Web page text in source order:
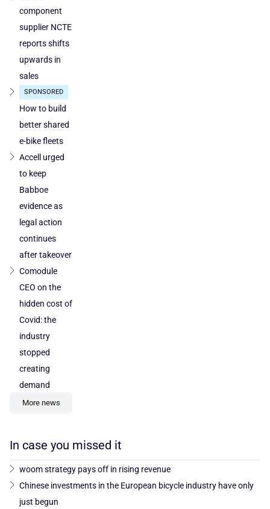
component
supplier NCTE
reports shifts
upwards in
sales
SPONSORED
How to build
better shared
e-bike fleets
Accell urged
to keep
Babboe
evidence as
legal action
continues
after takeover
Comodule
CEO on the
hidden cost of
Covid: the
industry
stopped
creating
demand
More news
In case you missed it
woom strategy pays off in rising revenue
Chinese investments in the European bicycle industry have only
just begun